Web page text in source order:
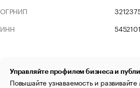
ОГРНИП
ИНН
Управляйте профилем бизнеса и
Повышайте узнаваемость и